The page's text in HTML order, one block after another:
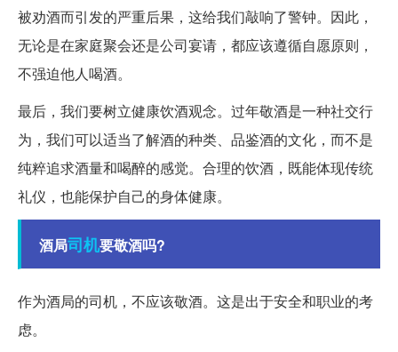
被劝酒而引发的严重后果，这给我们敲响了警钟。因此，
无论是在家庭聚会还是公司宴请，都应该遵循自愿原则，
不强迫他人喝酒。
最后，我们要树立健康饮酒观念。过年敬酒是一种社交行
为，我们可以适当了解酒的种类、品鉴酒的文化，而不是
纯粹追求酒量和喝醉的感觉。合理的饮酒，既能体现传统
礼仪，也能保护自己的身体健康。
酒局司机要敬酒吗?
作为酒局的司机，不应该敬酒。这是出于安全和职业的考
虑。